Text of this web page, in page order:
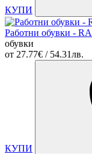
КУПИ
Работни обувки -
обувки
от 27.77€ / 54.31лв.
КУПИ